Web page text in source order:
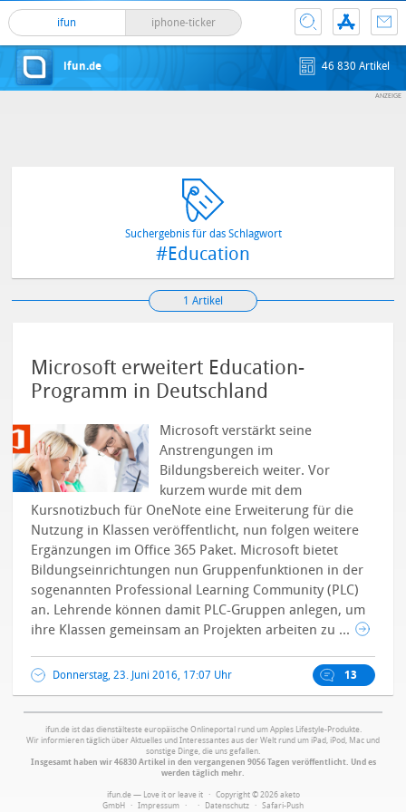
ifun iphone-ticker
ifun.de 46 830 Artikel
Suchergebnis für das Schlagwort
#Education
1 Artikel
Microsoft erweitert Education-
Programm in Deutschland
Microsoft verstärkt seine
Anstrengungen im
Bildungsbereich weiter. Vor
kurzem wurde mit dem
Kursnotizbuch für OneNote eine Erweiterung für die
Nutzung in Klassen veröffentlicht, nun folgen weitere
Ergänzungen im Office 365 Paket. Microsoft bietet
Bildungseinrichtungen nun Gruppenfunktionen in der
sogenannten Professional Learning Community (PLC)
an. Lehrende können damit PLC-Gruppen anlegen, um
ihre Klassen gemeinsam an Projekten arbeiten zu ...
Donnerstag, 23. Juni 2016, 17:07 Uhr 13
ifun.de ist das dienstälteste europäische Onlineportal rund um Apples Lifestyle-Produkte.
Wir informieren täglich über Aktuelles und Interessantes aus der Welt rund um iPad, iPod, Mac und
sonstige Dinge, die uns gefallen.
Insgesamt haben wir 46830 Artikel in den vergangenen 9056 Tagen veröffentlicht. Und es
werden täglich mehr.
ifun.de — Love it or leave it · Copyright © 2026 aketo
GmbH · Impressum · · Datenschutz · Safari-Push